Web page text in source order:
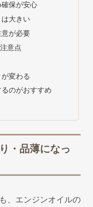
保が安心
大きい
が必要
意点
変わる
のがおすすめ
・品薄になっ
、エンジンオイルの